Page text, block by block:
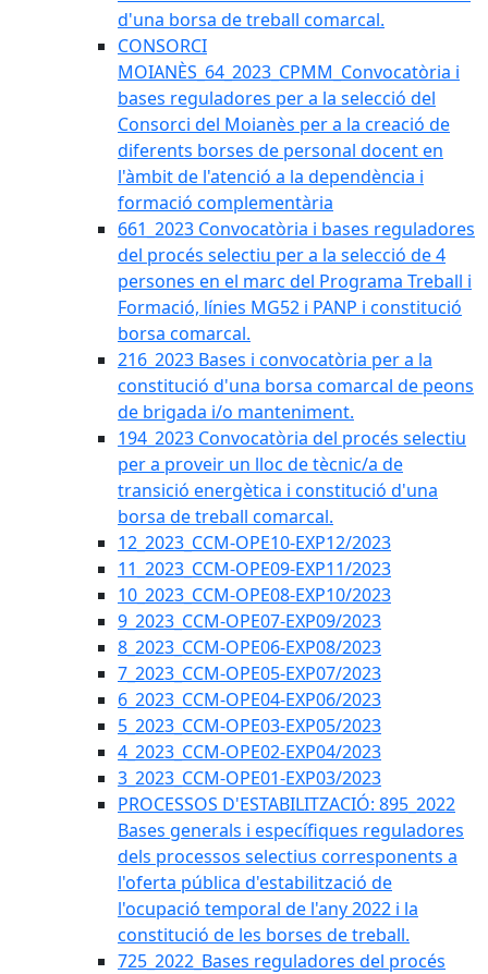
d'una borsa de treball comarcal.
CONSORCI
MOIANÈS_64_2023_CPMM_Convocatòria i
bases reguladores per a la selecció del
Consorci del Moianès per a la creació de
diferents borses de personal docent en
l'àmbit de l'atenció a la dependència i
formació complementària
661_2023 Convocatòria i bases reguladores
del procés selectiu per a la selecció de 4
persones en el marc del Programa Treball i
Formació, línies MG52 i PANP i constitució
borsa comarcal.
216_2023 Bases i convocatòria per a la
constitució d'una borsa comarcal de peons
de brigada i/o manteniment.
194_2023 Convocatòria del procés selectiu
per a proveir un lloc de tècnic/a de
transició energètica i constitució d'una
borsa de treball comarcal.
12_2023_CCM-OPE10-EXP12/2023
11_2023_CCM-OPE09-EXP11/2023
10_2023_CCM-OPE08-EXP10/2023
9_2023_CCM-OPE07-EXP09/2023
8_2023_CCM-OPE06-EXP08/2023
7_2023_CCM-OPE05-EXP07/2023
6_2023_CCM-OPE04-EXP06/2023
5_2023_CCM-OPE03-EXP05/2023
4_2023_CCM-OPE02-EXP04/2023
3_2023_CCM-OPE01-EXP03/2023
PROCESSOS D'ESTABILITZACIÓ: 895_2022
Bases generals i específiques reguladores
dels processos selectius corresponents a
l'oferta pública d'estabilització de
l'ocupació temporal de l'any 2022 i la
constitució de les borses de treball.
725_2022_Bases reguladores del procés